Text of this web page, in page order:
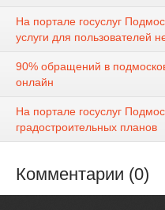
На портале госуслуг
услуги для пользователей
90% обращений в
онлайн
На портале госуслуг
градостроительных планов
Комментарии (0)